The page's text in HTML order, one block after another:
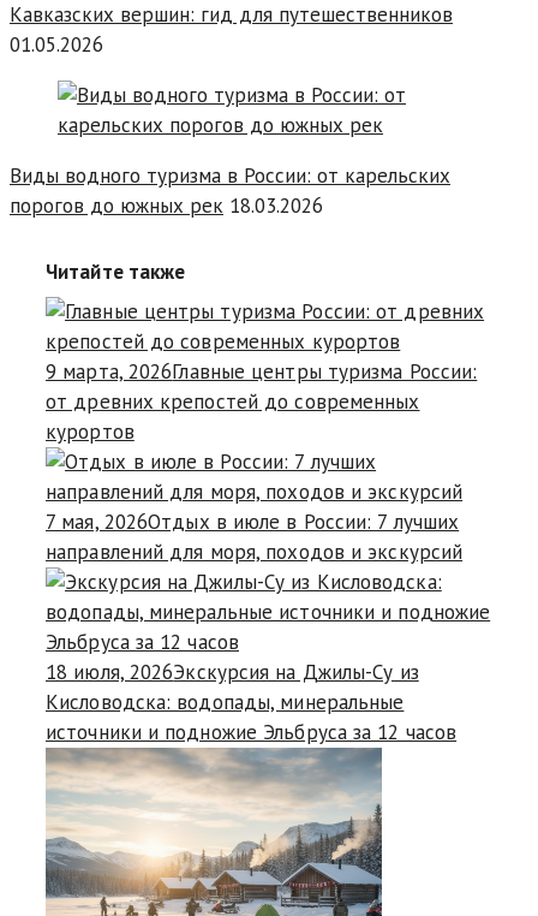
Кавказских вершин: гид для путешественников
01.05.2026
Виды водного туризма в России: от карельских
порогов до южных рек 18.03.2026
Читайте также
9 марта, 2026Главные центры туризма России:
от древних крепостей до современных
курортов
7 мая, 2026Отдых в июле в России: 7 лучших
направлений для моря, походов и экскурсий
18 июля, 2026Экскурсия на Джилы-Су из
Кисловодска: водопады, минеральные
источники и подножие Эльбруса за 12 часов